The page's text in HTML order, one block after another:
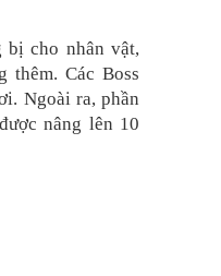
bị cho nhân vật,
Các Boss
Ngoài ra, phần
nâng lên 10